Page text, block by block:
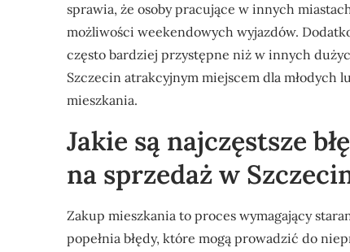
sprawia, że osoby pracujące w innych
możliwości weekendowych wyjazdów.
często bardziej przystępne niż w innych
Szczecin atrakcyjnym miejscem dla młodych
mieszkania.
Jakie są najczęstsze
na sprzedaż w
Zakup mieszkania to proces wymagający
popełnia błędy, które mogą prowadzić do